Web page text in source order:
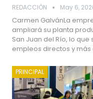
REDACCIÓN May 6,
Carmen GalvánLa
ampliará su planta
San Juan del Río, lo
empleos directos y
PRINCIPAL